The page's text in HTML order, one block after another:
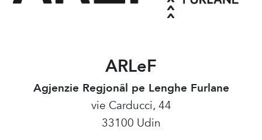
ARLeF
Agjenzie Regjonâl pe Lenghe Furlane
vie Carducci, 44
33100 Udin